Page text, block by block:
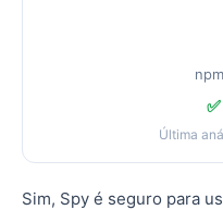
Última
Sim, Spy é seguro para